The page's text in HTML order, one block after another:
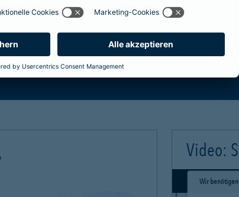
ab wann Ihr Xtra-Fahrer-Schutz gültig ist. Dies kann
Video:
Wir benötigen